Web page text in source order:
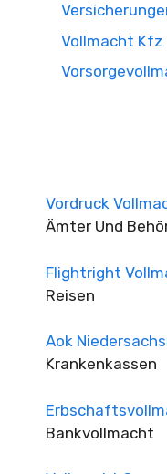
Vollmacht Kfz
Vordruck
Ämter Und
Flightright
Reisen
Aok
Krankenkassen
Bankvollmacht